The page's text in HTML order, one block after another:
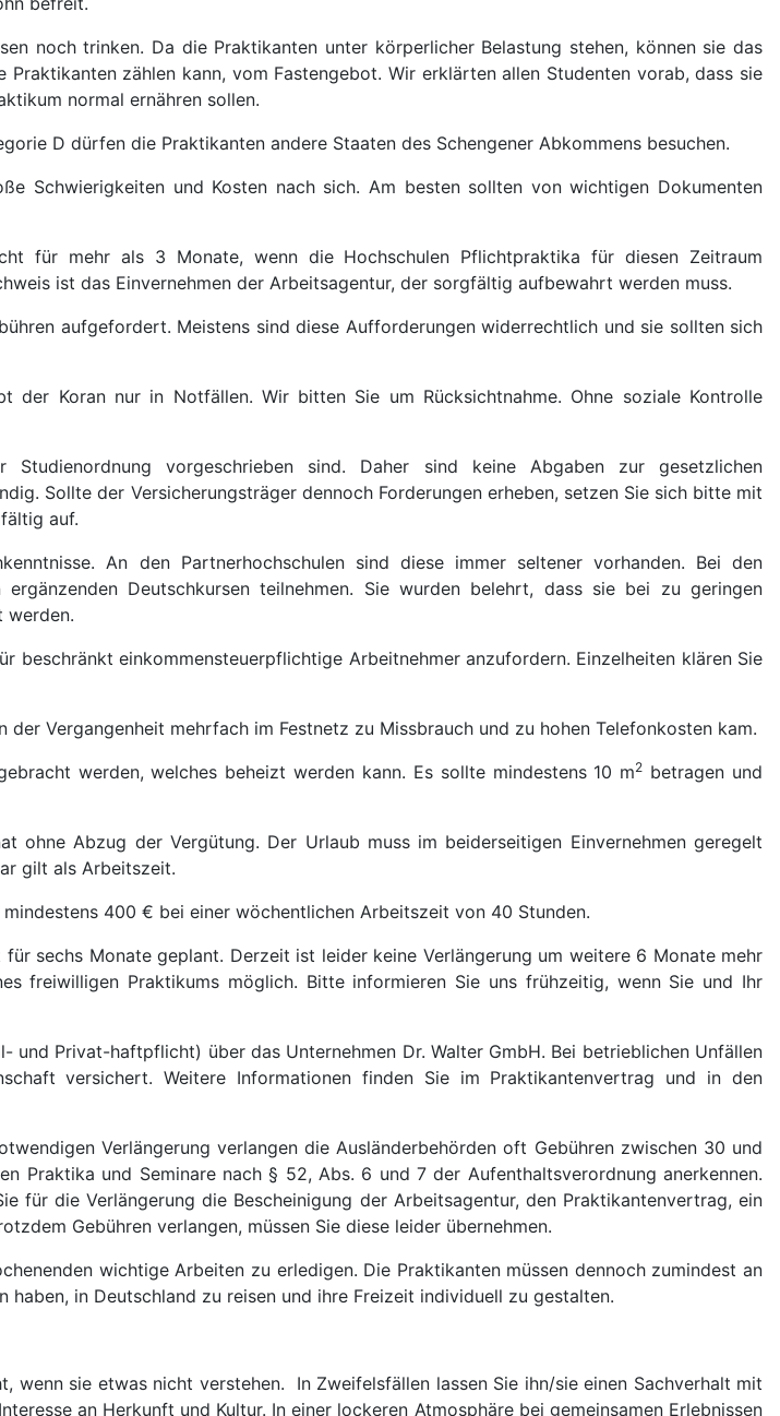
noch trinken. Da die Praktikanten unter körperlicher Belastung stehen, können sie das
zählen kann, vom Fastengebot. Wir erklärten allen Studenten vorab, dass sie
normal ernähren sollen.
D dürfen die Praktikanten andere Staaten des Schengener Abkommens besuchen.
Schwierigkeiten und Kosten nach sich. Am besten sollten von wichtigen Dokumenten
für mehr als 3 Monate, wenn die Hochschulen Pflichtpraktika für diesen Zeitraum
ist das Einvernehmen der Arbeitsagentur, der sorgfältig aufbewahrt werden muss.
aufgefordert. Meistens sind diese Aufforderungen widerrechtlich und sie sollten sich
der Koran nur in Notfällen. Wir bitten Sie um Rücksichtnahme. Ohne soziale Kontrolle
vorgeschrieben sind. Daher sind keine Abgaben zur gesetzlichen
Sollte der Versicherungsträger dennoch Forderungen erheben, setzen Sie sich bitte mit
auf.
An den Partnerhochschulen sind diese immer seltener vorhanden. Bei den
Deutschkursen teilnehmen. Sie wurden belehrt, dass sie bei zu geringen
werden.
beschränkt einkommensteuerpflichtige Arbeitnehmer anzufordern. Einzelheiten klären Sie
Vergangenheit mehrfach im Festnetz zu Missbrauch und zu hohen Telefonkosten kam.
werden, welches beheizt werden kann. Es sollte mindestens 10 m2 betragen und
ohne Abzug der Vergütung. Der Urlaub muss im beiderseitigen Einvernehmen geregelt
gilt als Arbeitszeit.
400 € bei einer wöchentlichen Arbeitszeit von 40 Stunden.
sechs Monate geplant. Derzeit ist leider keine Verlängerung um weitere 6 Monate mehr
freiwilligen Praktikums möglich. Bitte informieren Sie uns frühzeitig, wenn Sie und Ihr
und Privat-haftpflicht) über das Unternehmen Dr. Walter GmbH. Bei betrieblichen Unfällen
versichert. Weitere Informationen finden Sie im Praktikantenvertrag und in den
Verlängerung verlangen die Ausländerbehörden oft Gebühren zwischen 30 und
Praktika und Seminare nach § 52, Abs. 6 und 7 der Aufenthaltsverordnung anerkennen.
für die Verlängerung die Bescheinigung der Arbeitsagentur, den Praktikantenvertrag, ein
Gebühren verlangen, müssen Sie diese leider übernehmen.
wichtige Arbeiten zu erledigen. Die Praktikanten müssen dennoch zumindest an
in Deutschland zu reisen und ihre Freizeit individuell zu gestalten.
wenn sie etwas nicht verstehen. In Zweifelsfällen lassen Sie ihn/sie einen Sachverhalt mit
an Herkunft und Kultur. In einer lockeren Atmosphäre bei gemeinsamen Erlebnissen